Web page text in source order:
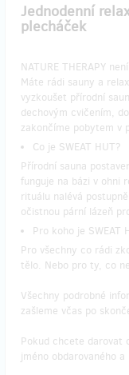
Jednodenní
plecháček
NATURE THERAPY
Máte rádi sauny a
vyzkoušet přírodní
dechovým cvičením,
zakončíme pobytem v
Co je SWEAT HUT?
Přírodní sauna
funguje na bázi v ohni
rituálu nalévá
očistnou pární lázeň
Pro koho je SWEAT
Pro všechny co rádi
tělo. Nebo pro ty, co
Všechny podrobné
zašleme včas po
Pokud chcete darovat
jméno obdarovaného